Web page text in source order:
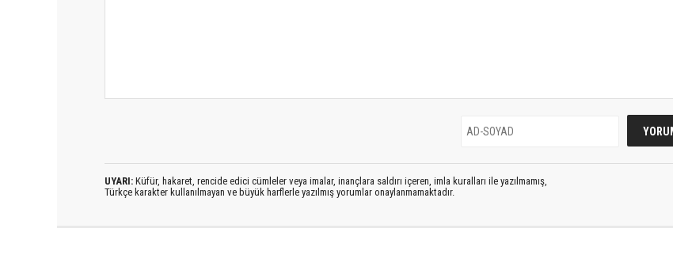
UYARI: Küfür, hakaret, rencide edici cümleler veya imalar, inançlara saldırı içeren, imla kuralları ile yazılmamış,
Türkçe karakter kullanılmayan ve büyük harflerle yazılmış yorumlar onaylanmamaktadır.